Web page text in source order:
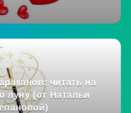
читать на
(от Натальи